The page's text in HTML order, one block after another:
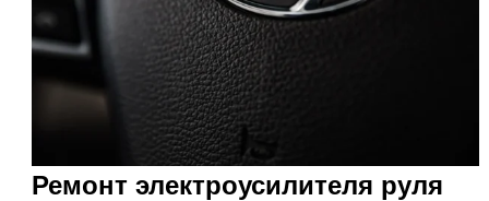
Ремонт электроусилителя руля